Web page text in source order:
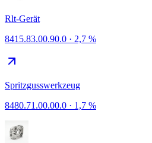
Rlt-Gerät
8415.83.00.90.0 · 2,7 %
Spritzgusswerkzeug
8480.71.00.00.0 · 1,7 %